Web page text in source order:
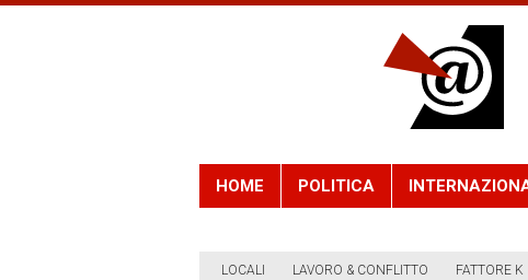
HOME POLITICA
LOCALI LAVORO & CONFLITTO FATTORE K